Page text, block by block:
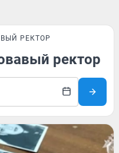
РЕКТОР
ректор